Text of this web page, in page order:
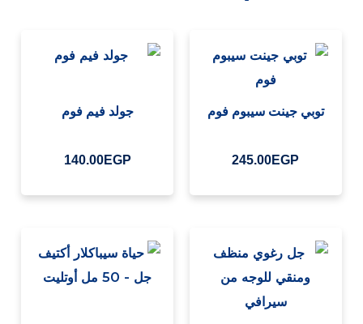
توبي جينت سيبوم فوم
245.00EGP
جولد فيم فوم
140.00EGP